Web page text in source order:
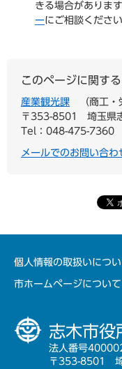
きる場合がありま
ーにご相談ください
このページに関す
産業観光課
商工・
〒353-8501
埼玉県
Tel：048-475-7360
メールでのお問い合わ
個人情報の取扱いにつ
市ホームページについて
志木市役
法人番号
〒353-8501 埼